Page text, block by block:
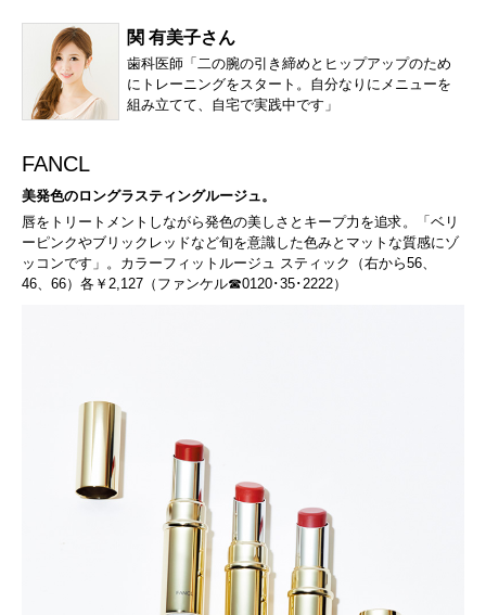
関 有美子さん
歯科医師「二の腕の引き締めとヒップアップのため
にトレーニングをスタート。自分なりにメニューを
組み立てて、自宅で実践中です」
FANCL
美発色のロングラスティングルージュ。
唇をトリートメントしながら発色の美しさとキープ力を追求。「ベリ
ーピンクやブリックレッドなど旬を意識した色みとマットな質感にゾ
ッコンです」。カラーフィットルージュ スティック（右から56、
46、66）各￥2,127（ファンケル☎0120･35･2222）